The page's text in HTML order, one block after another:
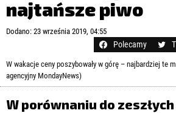
Zapamiętaj mnie
Kliknij tutaj
MEDIA
ZDROWIE I URODA
KULTURA
LIFESTYLE
najtańsze piwo
Dodano: 23 września 2019, 04:55
Polecamy
W wakacje ceny poszybowały w górę – najbardziej te
agencyjny MondayNews)
W porównaniu do